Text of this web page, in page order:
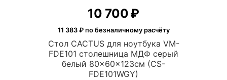
Стол CACTUS для ноутбука VM-
FDE101 cтoлешница МДФ серый
белый 80x60x123см (CS-
FDE101WGY)
10 700₽
11 383₽ по безналичному расчёту